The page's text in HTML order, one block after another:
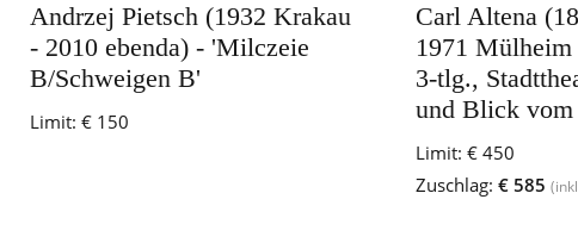
Andrzej Pietsch (1932 Krakau
- 2010 ebenda) - 'Milczeie
B/Schweigen B'
Limit: € 150
Carl Altena
1971
3-tlg.,
und Blick
Limit: € 450
Zuschlag: € 585